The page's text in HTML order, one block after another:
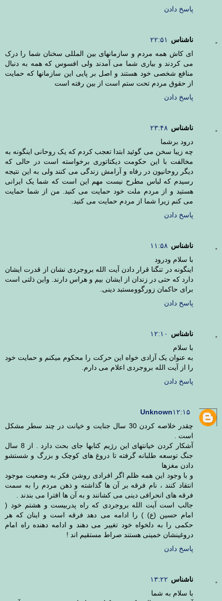
پاسخ دادن
ناشناس
۲۲:۵۱
ای کاش همه مردم و سازمانهای بین المللی سخنان شما را درک
می کردند و بیاری شما می آمدند ولی افسوس که همه به دنبال
منافع شخصی خود هستند و اصل بر پایی این سازمانها که حمایت
از حقوق مردم تحت ستم است از بین رفته است
پاسخ دادن
ناشناس ۲۳:۴۸
درود برشما
چه زیبا سخن می گوئید ابتدا تعجب کردم که یک روحانی اینگونه به
مخالفت با این حکومت دیکتاتوری برخواسته است در حالی که
دیگر روحانیون در رفاه و آرامش زندگی می کنند ولی به این نتیجه
رسیدم که لباس مطرح نیست مهم این است که شما یک ایرانی
هستید و از مردم ملت خود حمایت می کنید. من از شما حمایت
می کنم زیرا شما از مردم حمایت می کنید.
پاسخ دادن
ناشناس ۱۱:۵۸
با سلام ودرود
اینگونه در تنگنا قرار دادن آیت الله بروجردی نشان از قدرت ایشان
دارد که حتی در زندان از ایشان بیم و هراس دارند. واین ذلتی است
برای حاکمان زورگوومستبد دینی.
پاسخ دادن
ناشناس
۱۲:۱۰
با سلام
به عنوان یک آزادی خواه این حرکت را محکوم میکنم و حمایت خود
را از آیت الله بروجردی اعلام می دارم.
پاسخ دادن
Unknown۱۲:۱۵
چقدر خلاصه کردن 30 سال جنایت و خیانت در چند سطر مشکل
است .
آشکار کردن خیانتهای این رژیم کتابها جای بحث دارد . از 8 سال
جنگ توسعه طلبانه گرفته تا دروغ های کوچک و بزرگ و شستشو
دادن مغزها
و با وجود این همه ظلم اگر افرادی روشن فکر به وضعیت موجود
انتقاد کنند ، نام فرقه بر آن ها گذاشته و ذهن مردم را به سمت
فرقه های انحرافی دینی می کشانند و به آن ها افترا می بندند .
جالب است آیت الله بروجردی که راه پدربیست و هشتم خود (
امام حسین (ع) ) را ادامه می دهد فرقه است و اینان که هر
حکمی را به دلخواه خود تغییر می دهند و ادامه دهنده راه امام
دروغینشان خمینی هستند صراط مستقیم اند !
پاسخ دادن
ناشناس ۱۳:۲۲
با سلام به شما